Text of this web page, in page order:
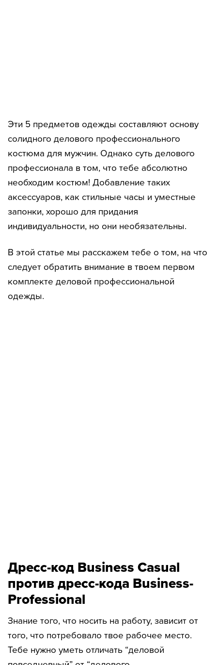
Эти 5 предметов одежды составляют основу
солидного делового профессионального
костюма для мужчин. Однако суть делового
профессионала в том, что тебе абсолютно
необходим костюм! Добавление таких
аксессуаров, как стильные часы и уместные
запонки, хорошо для придания
индивидуальности, но они необязательны.
В этой статье мы расскажем тебе о том, на что
следует обратить внимание в твоем первом
комплекте деловой профессиональной
одежды.
Дресс-код Business Casual
против дресс-кода Business-
Professional
Знание того, что носить на работу, зависит от
того, что потребовало твое рабочее место.
Тебе нужно уметь отличать “деловой